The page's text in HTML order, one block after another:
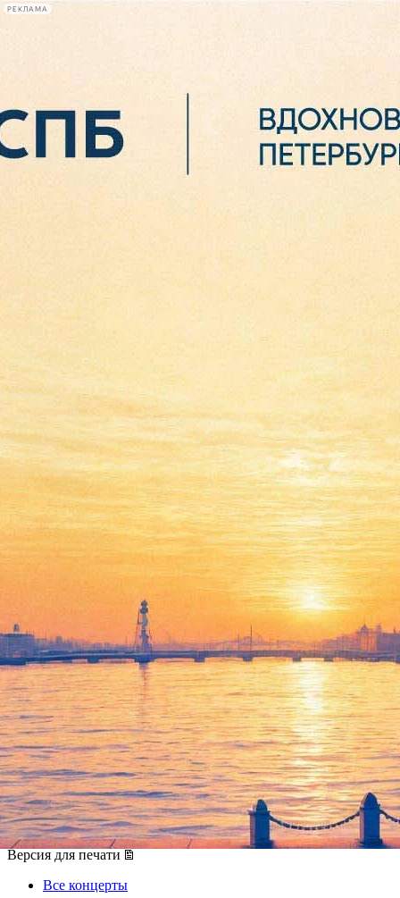
РЕКЛАМА
Сегодня:
2026.08.06
04:52
Evanescence снова в
Петербурге — но без
оркестра
26 сентября 2019, четверг,20.00
Версия для печати
Все концерты